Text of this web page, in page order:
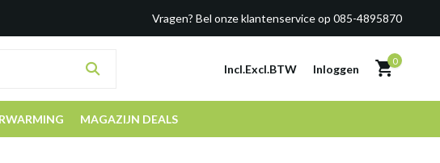
Vragen? Bel onze klantenservice op 085-4895870
Incl.Excl.BTW Inloggen
0
MAGAZIJN DEALS